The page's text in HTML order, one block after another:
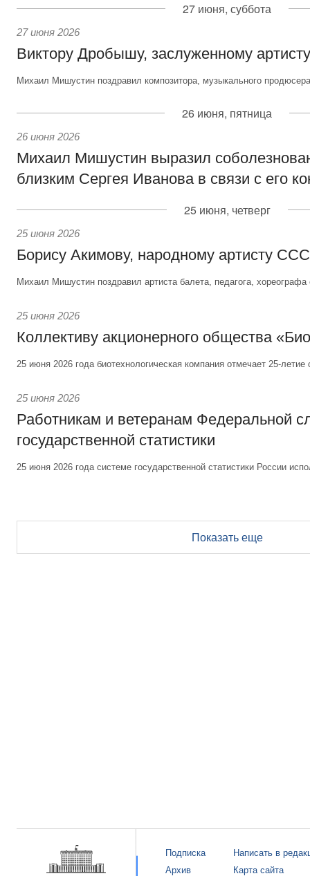
27 июня, суббота
27 июня 2026
Виктору Дробышу, заслуженному
Михаил Мишустин поздравил композитора, музыкального
26 июня, пятница
26 июня 2026
Михаил Мишустин выразил
близким Сергея Иванова в связи с его
25 июня, четверг
25 июня 2026
Борису Акимову, народному артисту
Михаил Мишустин поздравил артиста балета, педагога,
25 июня 2026
Коллективу акционерного общества
25 июня 2026 года биотехнологическая компания отмечает 25-летие
25 июня 2026
Работникам и ветеранам Федеральной
государственной статистики
25 июня 2026 года системе государственной статистики России
Показать еще
Подписка
Архив
Написать в
Карта сайта